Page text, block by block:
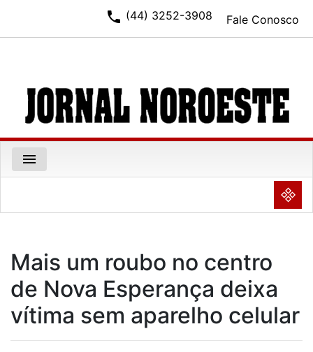
Fale Conosco
phone (44) 3252-3908
menu
NULL
Mais um roubo no centro
de Nova Esperança deixa
vítima sem aparelho celular